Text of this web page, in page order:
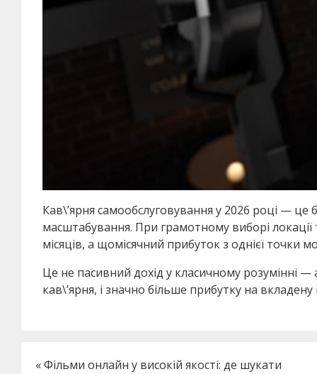
Кав\’ярня самообслуговування у 2026 році —
масштабування. При грамотному виборі
місяців, а щомісячний прибуток з однієї точки
Це не пасивний дохід у класичному розумінні
кав\’ярня, і значно більше прибутку на
«Фільми онлайн у високій якості: де шукати